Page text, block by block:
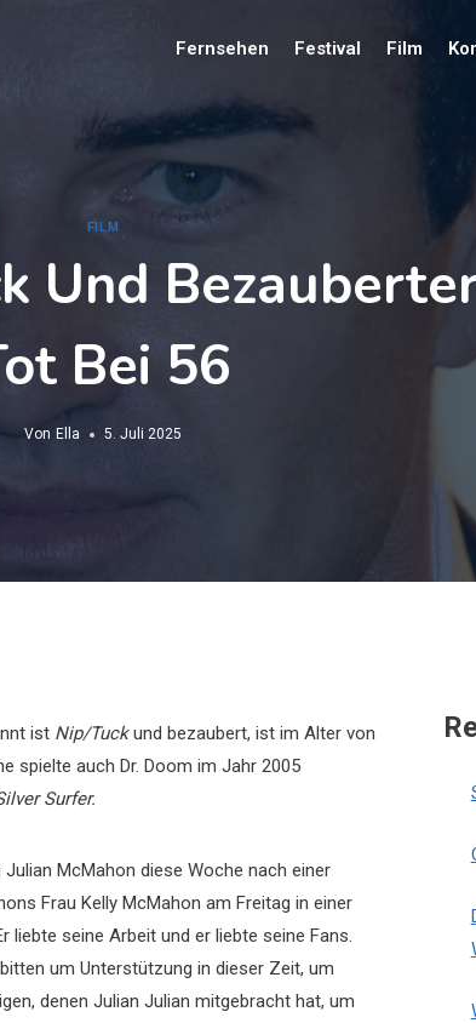
Fernsehen Festival Film
FILM
Und
Bei 56
Von Ella 5. Juli 2025
ist Nip/Tuckund bezaubert, ist im Alter von
spielte auch Dr. Doom im Jahr 2005
Surfer.
McMahon diese Woche nach einer
Frau Kelly McMahon am Freitag in einer
liebte seine Arbeit und er liebte seine Fans.
um Unterstützung in dieser Zeit, um
denen Julian Julian mitgebracht hat, um